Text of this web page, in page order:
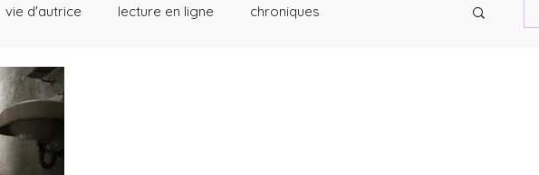
vie d'autrice lecture en ligne chroniques
Le Dernier Vidéoclub